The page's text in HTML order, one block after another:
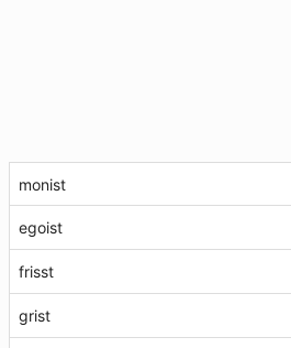
monist
egoist
frisst
grist